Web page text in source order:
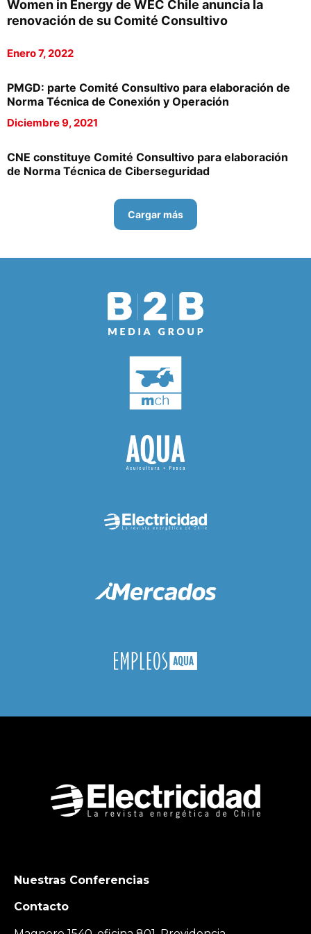
Women in Energy de WEC Chile anuncia la
renovación de su Comité Consultivo
Enero 7, 2022
PMGD: parte Comité Consultivo para elaboración de
Norma Técnica de Conexión y Operación
Diciembre 9, 2021
CNE constituye Comité Consultivo para elaboración
de Norma Técnica de Ciberseguridad
Cargar más
Nuestras Conferencias
Contacto